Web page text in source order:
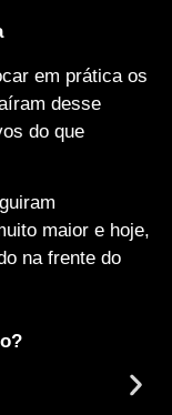
em prática os
desse
do que
maior e hoje,
na frente do